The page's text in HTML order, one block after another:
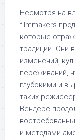
Несмотря на
filmmakers
которые
традиции. Они
изменений,
переживаний,
глубокими и
таких
Вендерс
и методами